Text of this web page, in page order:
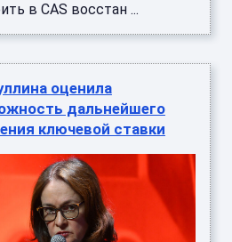
в CAS восстан ...
оценила
дальнейшего
ключевой ставки